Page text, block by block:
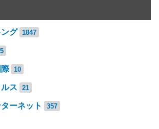
グ 1847
10
ス 21
ーネット 357